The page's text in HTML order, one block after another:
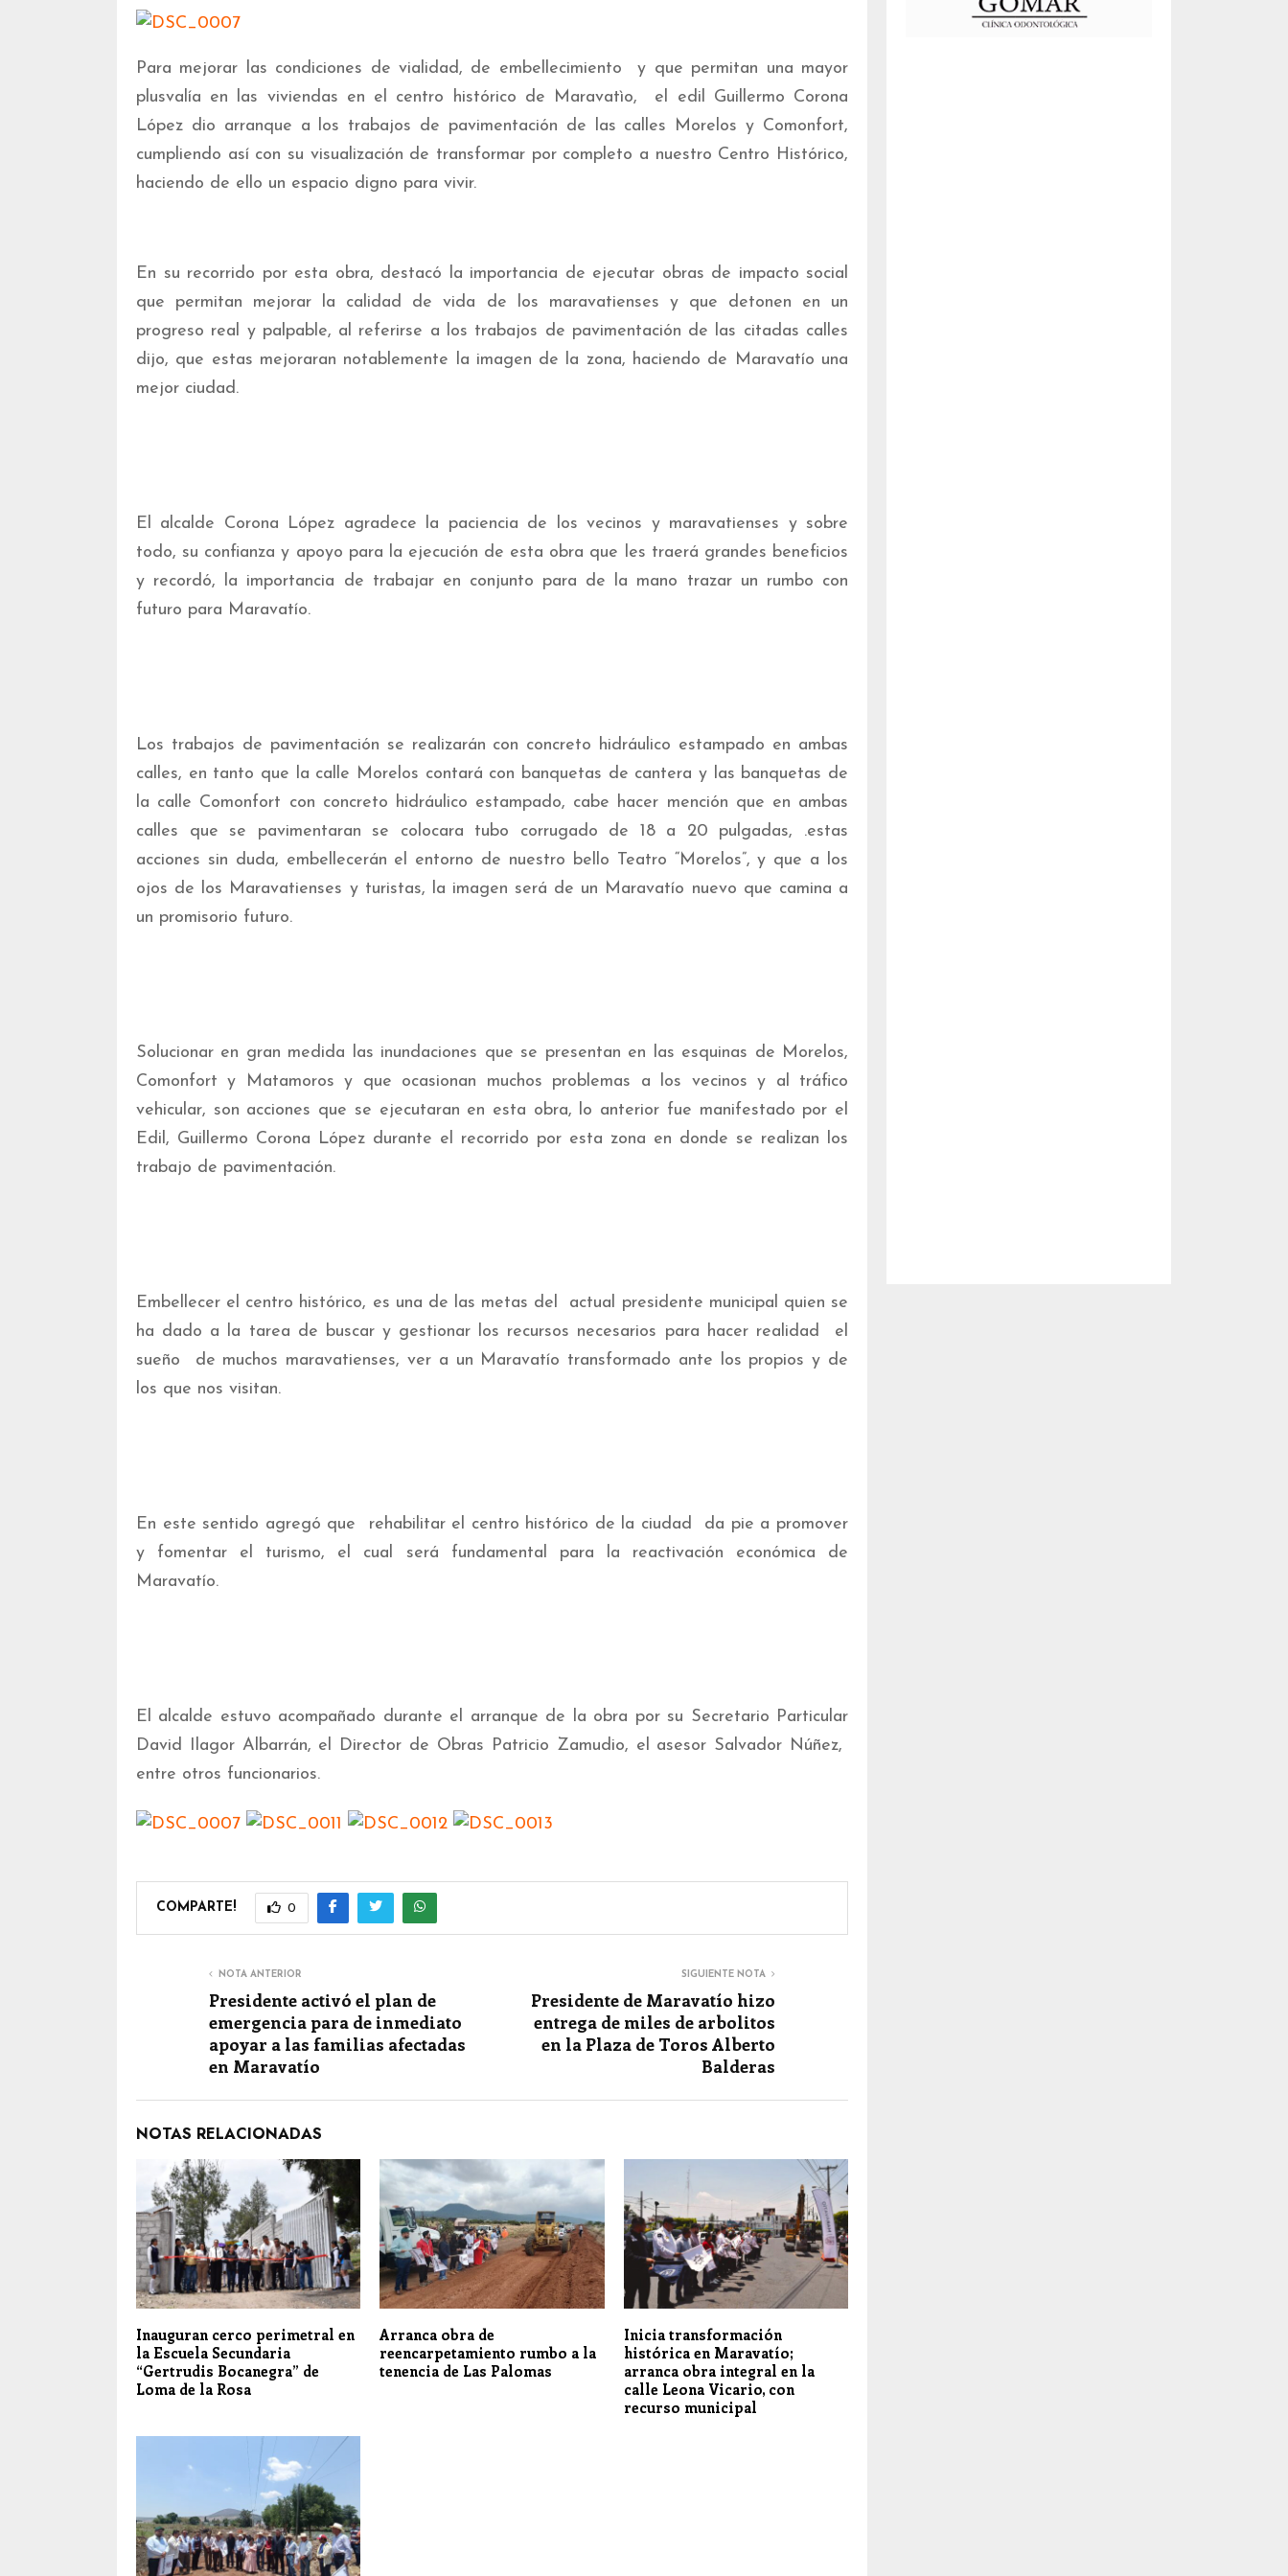
Para mejorar las condiciones de vialidad, de embellecimiento y que permitan una mayor
plusvalía en las viviendas en el centro histórico de Maravatìo, el edil Guillermo Corona
López dio arranque a los trabajos de pavimentación de las calles Morelos y Comonfort,
cumpliendo así con su visualización de transformar por completo a nuestro Centro Histórico,
haciendo de ello un espacio digno para vivir.
En su recorrido por esta obra, destacó la importancia de ejecutar obras de impacto social
que permitan mejorar la calidad de vida de los maravatienses y que detonen en un
progreso real y palpable, al referirse a los trabajos de pavimentación de las citadas calles
dijo, que estas mejoraran notablemente la imagen de la zona, haciendo de Maravatío una
mejor ciudad.
El alcalde Corona López agradece la paciencia de los vecinos y maravatienses y sobre
todo, su confianza y apoyo para la ejecución de esta obra que les traerá grandes beneficios
y recordó, la importancia de trabajar en conjunto para de la mano trazar un rumbo con
futuro para Maravatío.
Los trabajos de pavimentación se realizarán con concreto hidráulico estampado en ambas
calles, en tanto que la calle Morelos contará con banquetas de cantera y las banquetas de
la calle Comonfort con concreto hidráulico estampado, cabe hacer mención que en ambas
calles que se pavimentaran se colocara tubo corrugado de 18 a 20 pulgadas, .estas
acciones sin duda, embellecerán el entorno de nuestro bello Teatro “Morelos”, y que a los
ojos de los Maravatienses y turistas, la imagen será de un Maravatío nuevo que camina a
un promisorio futuro.
Solucionar en gran medida las inundaciones que se presentan en las esquinas de Morelos,
Comonfort y Matamoros y que ocasionan muchos problemas a los vecinos y al tráfico
vehicular, son acciones que se ejecutaran en esta obra, lo anterior fue manifestado por el
Edil, Guillermo Corona López durante el recorrido por esta zona en donde se realizan los
trabajo de pavimentación.
Embellecer el centro histórico, es una de las metas del actual presidente municipal quien se
ha dado a la tarea de buscar y gestionar los recursos necesarios para hacer realidad el
sueño de muchos maravatienses, ver a un Maravatío transformado ante los propios y de
los que nos visitan.
En este sentido agregó que rehabilitar el centro histórico de la ciudad da pie a promover
y fomentar el turismo, el cual será fundamental para la reactivación económica de
Maravatío.
El alcalde estuvo acompañado durante el arranque de la obra por su Secretario Particular
David Ilagor Albarrán, el Director de Obras Patricio Zamudio, el asesor Salvador Núñez,
entre otros funcionarios.
COMPARTE! 0
NOTA ANTERIOR
Presidente activó el plan de
emergencia para de inmediato
apoyar a las familias afectadas
en Maravatío
SIGUIENTE NOTA
Presidente de Maravatío hizo
entrega de miles de arbolitos
en la Plaza de Toros Alberto
Balderas
NOTAS RELACIONADAS
Inauguran cerco perimetral en
la Escuela Secundaria
“Gertrudis Bocanegra” de
Loma de la Rosa
Arranca obra de
reencarpetamiento rumbo a la
tenencia de Las Palomas
Inicia transformación
histórica en Maravatío;
arranca obra integral en la
calle Leona Vicario, con
recurso municipal